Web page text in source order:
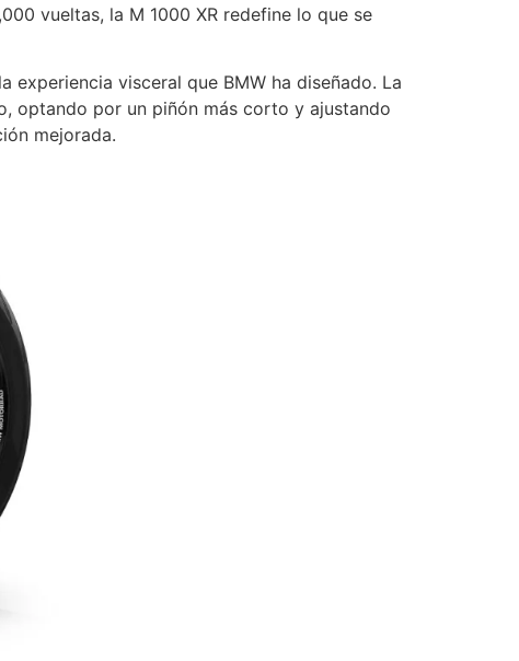
vueltas, la M 1000 XR redefine lo que se
experiencia visceral que BMW ha diseñado. La
optando por un piñón más corto y ajustando
mejorada.